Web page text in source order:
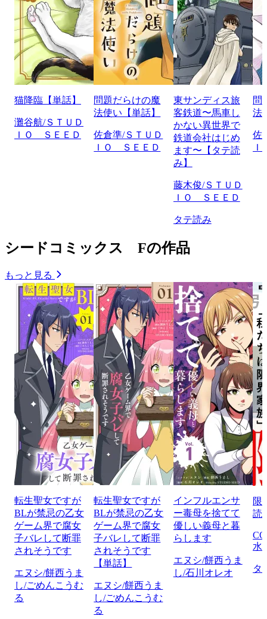
猫降臨【単話】
灘谷航/ＳＴＵＤ
ＩＯ ＳＥＥＤ
問題だらけの魔
法使い【単話】
佐倉準/ＳＴＵＤ
ＩＯ ＳＥＥＤ
東サンディス旅
客鉄道〜馬車し
かない異世界で
鉄道会社はじめ
ます〜【タテ読
み】
藤木俊/ＳＴＵＤ
ＩＯ ＳＥＥＤ
タテ読み
問
法
佐
シードコミックス Fの作品
もっと見る
転生聖女ですが
BLが禁忌の乙女
ゲーム界で腐女
子バレして断罪
されそうです
エヌシ/餅西うま
し/ごめんこうむ
る
転生聖女ですが
BLが禁忌の乙女
ゲーム界で腐女
子バレして断罪
されそうです
【単話】
エヌシ/餅西うま
し/ごめんこうむ
る
インフルエンサ
ー毒母を捨てて
優しい義母と暮
らします
エヌシ/餅西うま
し/石川オレオ
限
読
水
タ